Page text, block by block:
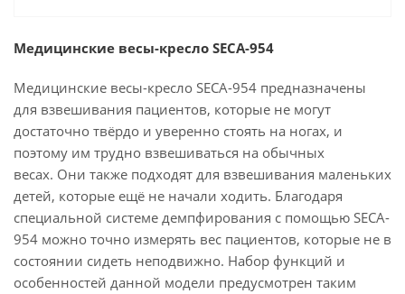
Медицинские весы-кресло SECA-954
Медицинские весы-кресло SECA-954 предназначены
для взвешивания пациентов, которые не могут
достаточно твёрдо и уверенно стоять на ногах, и
поэтому им трудно взвешиваться на обычных
весах. Они также подходят для взвешивания маленьких
детей, которые ещё не начали ходить. Благодаря
специальной системе демпфирования с помощью SECA-
954 можно точно измерять вес пациентов, которые не в
состоянии сидеть неподвижно. Набор функций и
особенностей данной модели предусмотрен таким